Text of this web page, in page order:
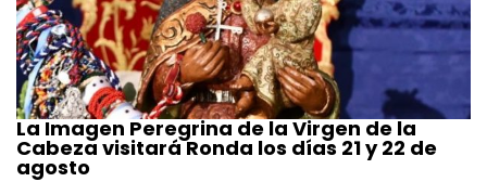
La Imagen Peregrina de la Virgen de la
Cabeza visitará Ronda los días 21 y 22 de
agosto